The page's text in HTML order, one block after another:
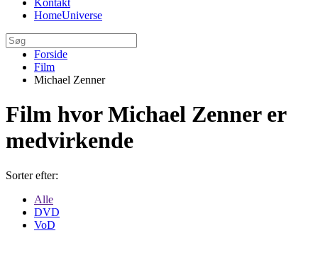
Kontakt
HomeUniverse
Forside
Film
Michael Zenner
Film hvor Michael Zenner er
medvirkende
Sorter efter:
Alle
DVD
VoD